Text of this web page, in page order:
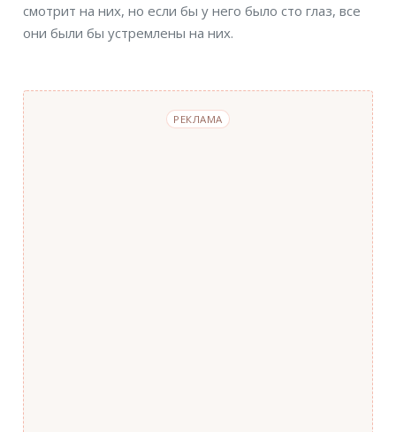
смотрит на них, но если бы у него было сто глаз, все
они были бы устремлены на них.
РЕКЛАМА